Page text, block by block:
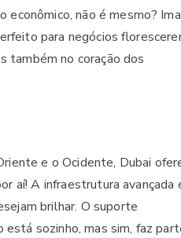
econômico, não é mesmo?
para negócios
também no coração dos
e o Ocidente, Dubai
aí! A infraestrutura avançada
brilhar. O suporte
sozinho, mas sim, faz